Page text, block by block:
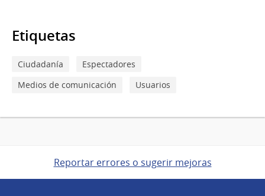
Etiquetas
Ciudadanía
Espectadores
Medios de comunicación
Usuarios
Reportar errores o sugerir mejoras